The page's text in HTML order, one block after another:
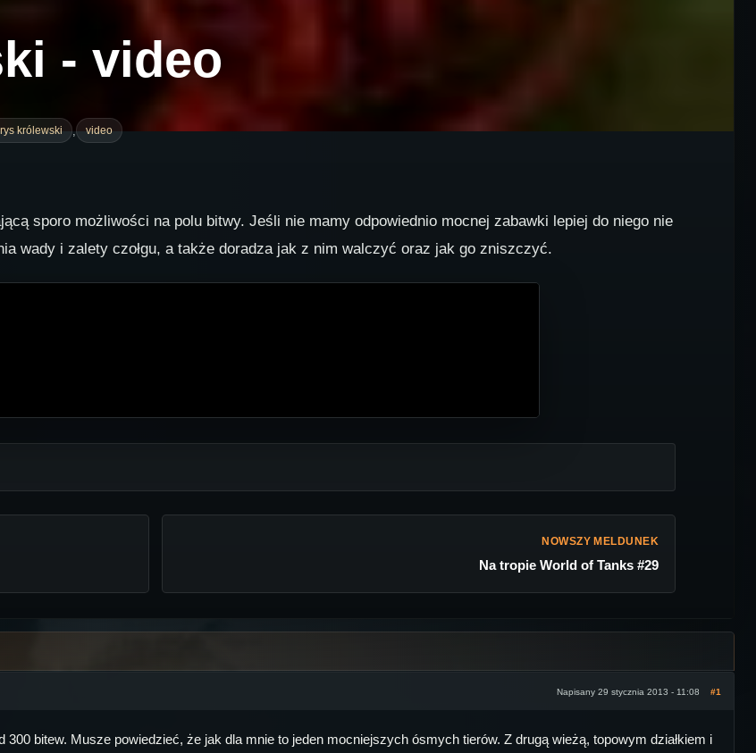
- video
królewski , video
sporo możliwości na polu bitwy. Jeśli nie mamy odpowiednio mocnej zabawki lepiej do niego nie
wady i zalety czołgu, a także doradza jak z nim walczyć oraz jak go zniszczyć.
NOWSZY MELDUNEK
Na tropie World of Tanks #29
Napisany 29 stycznia 2013 - 11:08 #1
300 bitew. Musze powiedzieć, że jak dla mnie to jeden mocniejszych ósmych tierów. Z drugą wieżą, topowym działkiem i